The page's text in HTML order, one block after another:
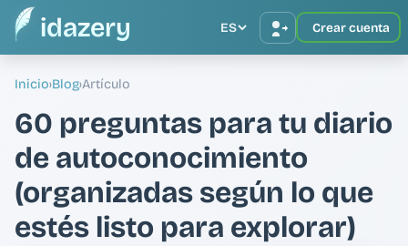
idazery ES Crear cuenta
Inicio›Blog›Artículo
60 preguntas para tu diario
de autoconocimiento
(organizadas según lo que
estés listo para explorar)